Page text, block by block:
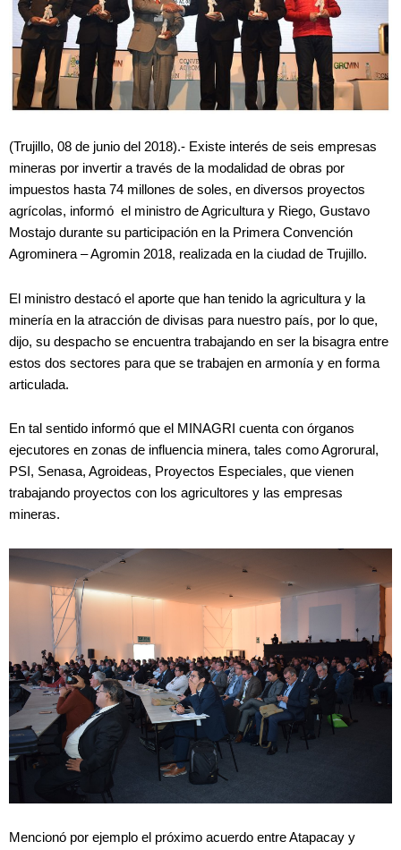
(Trujillo, 08 de junio del 2018).- Existe interés de seis empresas
mineras por invertir a través de la modalidad de obras por
impuestos hasta 74 millones de soles, en diversos proyectos
agrícolas, informó el ministro de Agricultura y Riego, Gustavo
Mostajo durante su participación en la Primera Convención
Agrominera – Agromin 2018, realizada en la ciudad de Trujillo.
El ministro destacó el aporte que han tenido la agricultura y la
minería en la atracción de divisas para nuestro país, por lo que,
dijo, su despacho se encuentra trabajando en ser la bisagra entre
estos dos sectores para que se trabajen en armonía y en forma
articulada.
En tal sentido informó que el MINAGRI cuenta con órganos
ejecutores en zonas de influencia minera, tales como Agrorural,
PSI, Senasa, Agroideas, Proyectos Especiales, que vienen
trabajando proyectos con los agricultores y las empresas
mineras.
Mencionó por ejemplo el próximo acuerdo entre Atapacay y